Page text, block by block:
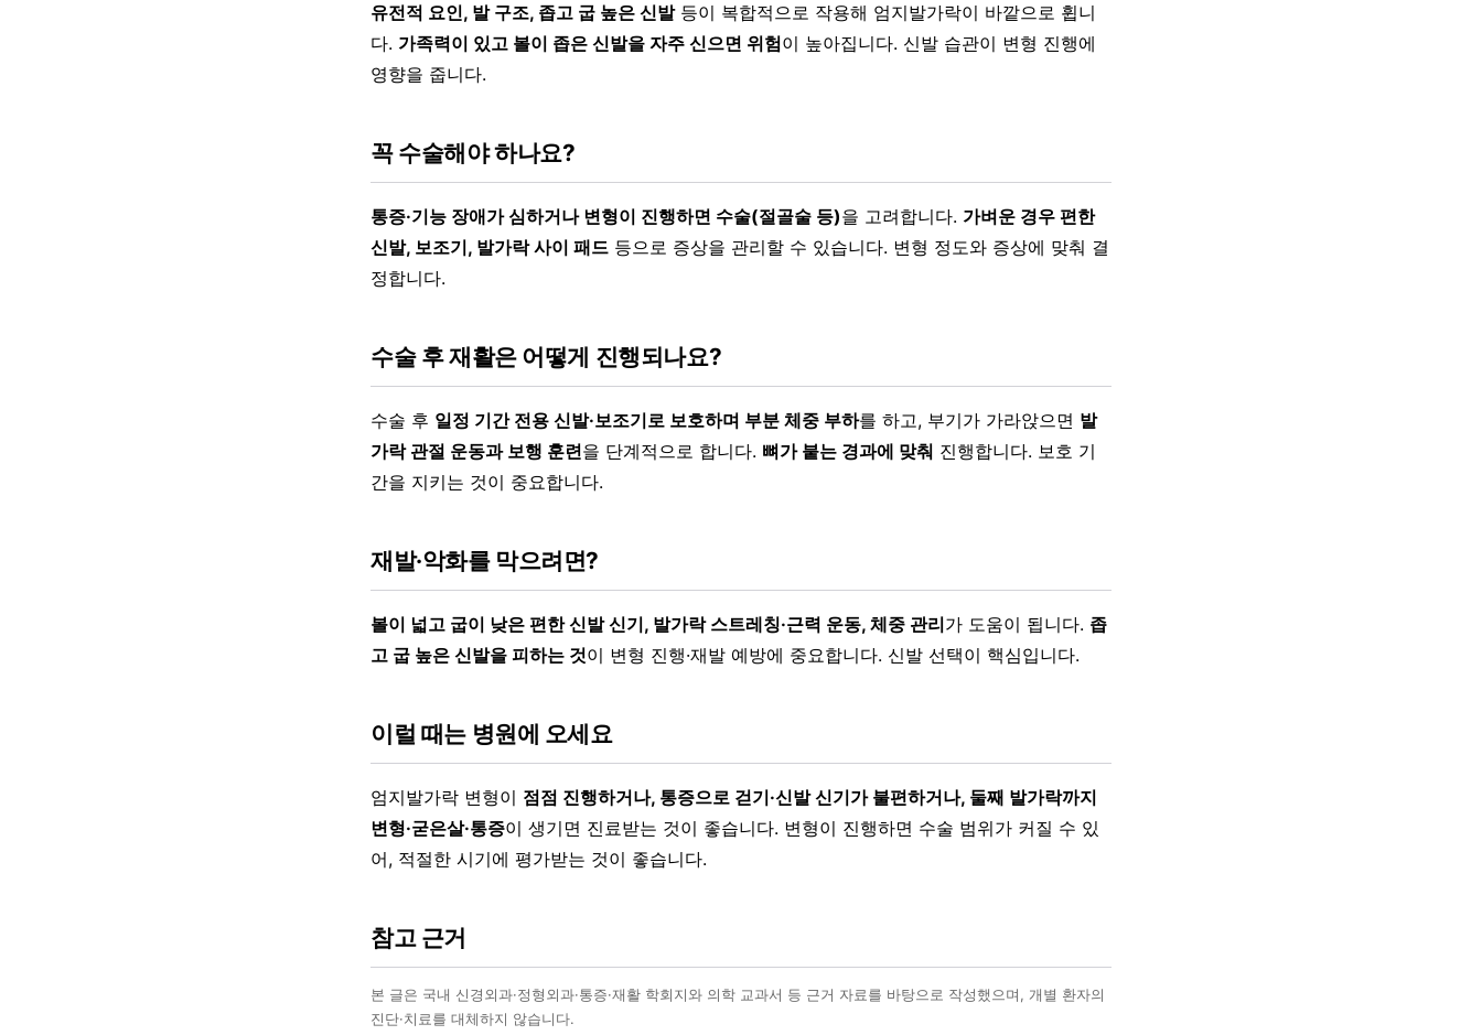
유전적 요인, 발 구조, 좁고 굽 높은 신발등이 복합적으로 작용해 엄지발가락이 바깥으로 휩니
다. 가족력이 있고 볼이 좁은 신발을 자주 신으면 위험이 높아집니다. 신발 습관이 변형 진행에
영향을 줍니다.
꼭 수술해야 하나요?
통증·기능 장애가 심하거나 변형이 진행하면 수술(절골술 등)을 고려합니다. 가벼운 경우 편한
신발, 보조기, 발가락 사이 패드 등으로 증상을 관리할 수 있습니다. 변형 정도와 증상에 맞춰 결
정합니다.
수술 후 재활은 어떻게 진행되나요?
수술 후 일정 기간 전용 신발·보조기로 보호하며 부분 체중 부하를 하고, 부기가 가라앉으면 발
가락 관절 운동과 보행 훈련을 단계적으로 합니다. 뼈가 붙는 경과에 맞춰 진행합니다. 보호 기
간을 지키는 것이 중요합니다.
재발·악화를 막으려면?
볼이 넓고 굽이 낮은 편한 신발 신기, 발가락 스트레칭·근력 운동, 체중 관리가 도움이 됩니다. 좁
고 굽 높은 신발을 피하는 것이 변형 진행·재발 예방에 중요합니다. 신발 선택이 핵심입니다.
이럴 때는 병원에 오세요
엄지발가락 변형이 점점 진행하거나, 통증으로 걷기·신발 신기가 불편하거나, 둘째 발가락까지
변형·굳은살·통증이 생기면 진료받는 것이 좋습니다. 변형이 진행하면 수술 범위가 커질 수 있
어, 적절한 시기에 평가받는 것이 좋습니다.
참고 근거
본 글은 국내 신경외과·정형외과·통증·재활 학회지와 의학 교과서 등 근거 자료를 바탕으로 작성했으며, 개별 환자의
진단·치료를 대체하지 않습니다.